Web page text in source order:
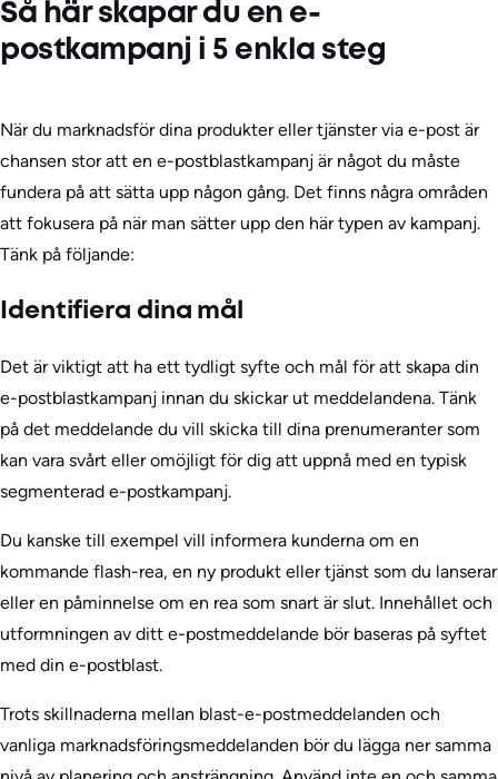
Så här skapar du en e-
postkampanj i 5 enkla steg
När du marknadsför dina produkter eller tjänster via e-post är
chansen stor att en e-postblastkampanj är något du måste
fundera på att sätta upp någon gång. Det finns några områden
att fokusera på när man sätter upp den här typen av kampanj.
Tänk på följande:
Identifiera dina mål
Det är viktigt att ha ett tydligt syfte och mål för att skapa din
e-postblastkampanj innan du skickar ut meddelandena. Tänk
på det meddelande du vill skicka till dina prenumeranter som
kan vara svårt eller omöjligt för dig att uppnå med en typisk
segmenterad e-postkampanj.
Du kanske till exempel vill informera kunderna om en
kommande flash-rea, en ny produkt eller tjänst som du lanserar
eller en påminnelse om en rea som snart är slut. Innehållet och
utformningen av ditt e-postmeddelande bör baseras på syftet
med din e-postblast.
Trots skillnaderna mellan blast-e-postmeddelanden och
vanliga marknadsföringsmeddelanden bör du lägga ner samma